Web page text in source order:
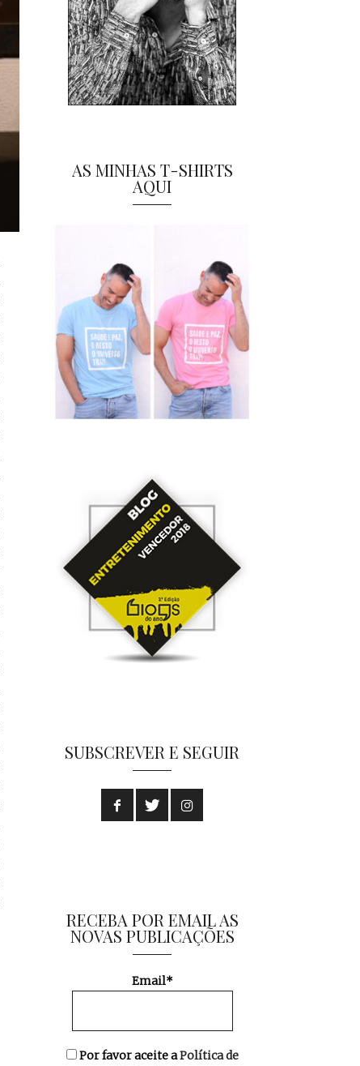
AS MINHAS T-SHIRTS
AQUI
SUBSCREVER E SEGUIR
RECEBA POR EMAIL AS
NOVAS PUBLICAÇÕES
Email*
Por favor aceite aPolítica de